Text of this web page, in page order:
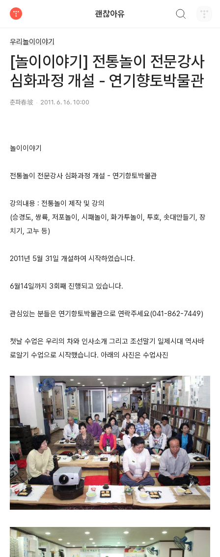
괜찮아유
우리놀이이야기
[놀이이야기] 전통놀이 전문강사
심화과정 개설 - 연기향토박물관
춘파春坡 2011. 6. 16. 10:00
놀이이야기
전통놀이 전문강사 심화과정 개설 - 연기향토박물관
강의내용 : 전통놀이 제작 및 강의
(승경도, 쌍륙, 저포놀이, 시패놀이, 화가투놀이, 투호, 솟대만들기, 장
치기, 고누 등)
2011년 5월 31일 개설하여 시작하였습니다.
6월14일까지 3회째 진행되고 있습니다.
관심있는 분들은 연기향토박물관으로 연락주세요(041-862-7449)
첫날 수업은 우리의 차와 인사소개 그리고 조선말기 일제시대 역사바
로알기 수업으로 시작했습니다. 아래의 사진은 수업사진